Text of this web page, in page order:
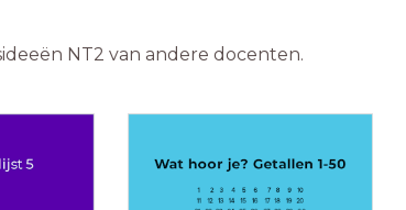
NT2 van andere docenten.